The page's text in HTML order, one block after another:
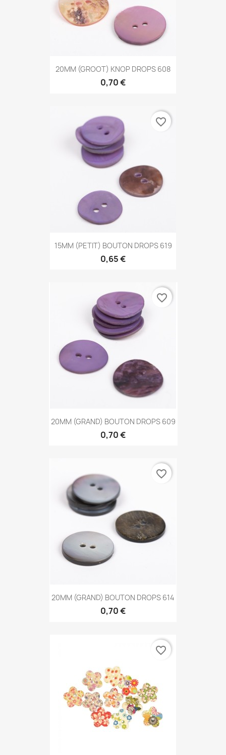
20MM (GROOT) KNOP DROPS 608
0,70 €
15MM (PETIT) BOUTON DROPS 619
0,65 €
favorite_border
20MM (GRAND) BOUTON DROPS 609
0,70 €
favorite_border
20MM (GRAND) BOUTON DROPS 614
0,70 €
favorite_border
favorite_border